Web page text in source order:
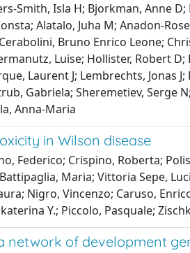
Smith, Isla H; Bjorkman, Anne
Alatalo, Juha M; Anadon-
Bruno Enrico Leone;
Luise; Hollister, Robert
Laurent J; Lembrechts, Jonas
Gabriela; Sheremetiev, Serge
Anna-Maria
in Wilson disease
Federico; Crispino, Roberta;
Maria; Vittoria Sepe,
Nigro, Vincenzo; Caruso,
Y.; Piccolo, Pasquale;
network of development